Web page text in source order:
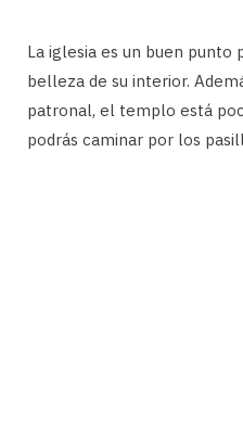
La iglesia es un buen
belleza de su interior.
patronal, el templo está
podrás caminar por los